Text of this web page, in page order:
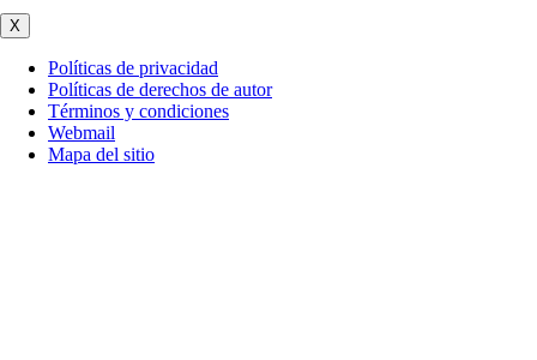
X
Políticas de privacidad
Políticas de derechos de autor
Términos y condiciones
Webmail
Mapa del sitio